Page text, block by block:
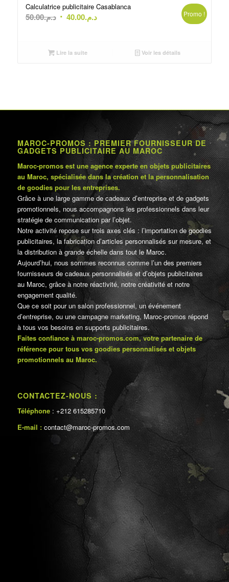
Calculatrice publicitaire Casablanca
د.م.50.00
Le
était :
د.م.40.00
Le
Promo !
Lire la suite Voir les détails
MAROC-PROMOS : PREMIER FOURNISSEUR DE
GADGETS PUBLICITAIRE AU MAROC
Maroc-promos est une agence experte en objets publicitaires
au Maroc, spécialisée dans la création et la personnalisation
de goodies pour les entreprises.
Grâce à une large gamme de cadeaux d’entreprise et de gadgets
promotionnels, nous accompagnons les professionnels dans leur
stratégie de communication par l’objet.
Notre activité repose sur trois axes clés : l’importation de goodies
publicitaires, la fabrication d’articles personnalisés sur mesure, et
la distribution à grande échelle dans tout le Maroc.
Aujourd’hui, nous sommes reconnus comme l’un des premiers
fournisseurs de cadeaux personnalisés et d’objets publicitaires
au Maroc, grâce à notre réactivité, notre créativité et notre
engagement qualité.
Que ce soit pour un salon professionnel, un événement
d’entreprise, ou une campagne marketing, Maroc-promos répond
à tous vos besoins en supports publicitaires.
Faites confiance à maroc-promos.com, votre partenaire de
référence pour tous vos goodies personnalisés et objets
promotionnels au Maroc.
CONTACTEZ-NOUS :
Téléphone : +212 615285710
E-mail : contact@maroc-promos.com